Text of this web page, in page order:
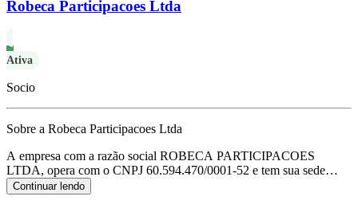
Robeca Participacoes Ltda
Ativa
Socio
Sobre a Robeca Participacoes Ltda
A empresa com a razão social ROBECA PARTICIPACOES
LTDA, opera com o CNPJ 60.594.470/0001-52 e tem sua sede
localizada em Sao Paulo/SP.
holdings de instituições não financeiras, de acordo com o código
Continuar lendo